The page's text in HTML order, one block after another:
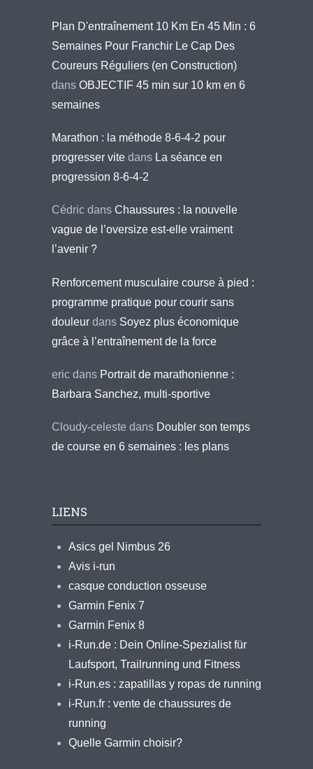
Plan D'entraînement 10 Km En 45 Min : 6
Semaines Pour Franchir Le Cap Des
Coureurs Réguliers (en Construction)
dans OBJECTIF 45 min sur 10 km en 6
semaines
Marathon : la méthode 8-6-4-2 pour
progresser vite dans La séance en
progression 8-6-4-2
Cédric dans Chaussures : la nouvelle
vague de l’oversize est-elle vraiment
l’avenir ?
Renforcement musculaire course à pied :
programme pratique pour courir sans
douleur dans Soyez plus économique
grâce à l’entraînement de la force
eric dans Portrait de marathonienne :
Barbara Sanchez, multi-sportive
Cloudy-celeste dans Doubler son temps
de course en 6 semaines : les plans
LIENS
Asics gel Nimbus 26
Avis i-run
casque conduction osseuse
Garmin Fenix 7
Garmin Fenix 8
i-Run.de : Dein Online-Spezialist für
Laufsport, Trailrunning und Fitness
i-Run.es : zapatillas y ropas de running
i-Run.fr : vente de chaussures de
running
Quelle Garmin choisir?